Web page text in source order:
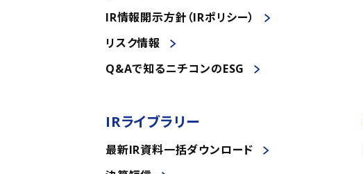
IR情報開示方針（IRポリシー）
リスク情報
Q&Aで知るニチコンのESG
IRライブラリー
最新IR資料一括ダウンロード